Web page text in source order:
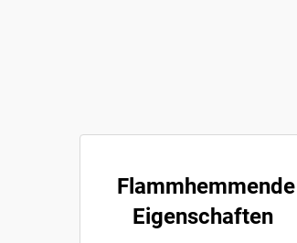
Flammhemmende
Eigenschaften